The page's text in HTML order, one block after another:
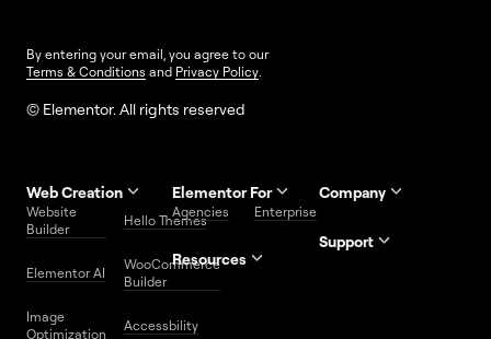
By entering your email, you agree to our
Terms & Conditions and Privacy Policy
© Elementor. All rights reserved
Web Creation
Website
Builder
Hello Themes
Elementor AI
WooCommerce
Builder
Image
Optimization
Accessbility
Elementor For
Agencies Enterprise
Resources
Website
Company
Support